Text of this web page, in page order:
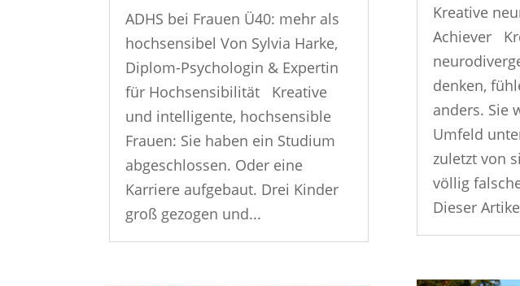
ADHS bei Frauen Ü40: mehr als
hochsensibel Von Sylvia Harke,
Diplom-Psychologin & Expertin
für Hochsensibilität Kreative
und intelligente, hochsensible
Frauen: Sie haben ein Studium
abgeschlossen. Oder eine
Karriere aufgebaut. Drei Kinder
groß gezogen und...
Kreative
Achiever
denken,
anders. Sie
Umfeld
zuletzt von
völlig
Dieser